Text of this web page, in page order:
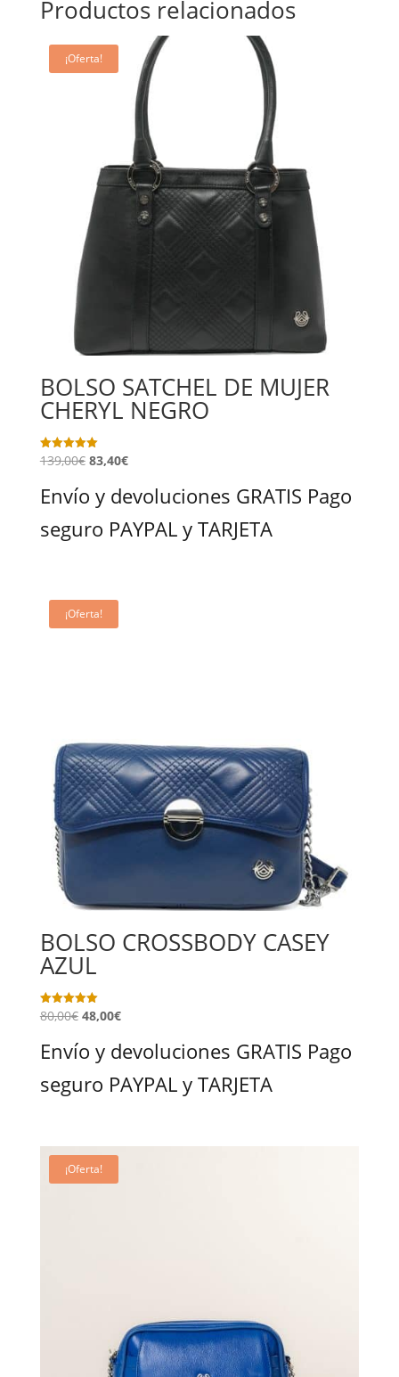
Productos relacionados
¡Oferta!
BOLSO SATCHEL DE MUJER
CHERYL NEGRO
Valorado
con
de 5
139,00€ 83,40€
Envío y devoluciones GRATIS Pago
seguro PAYPAL y TARJETA
¡Oferta!
BOLSO CROSSBODY CASEY
AZUL
Valorado
con
de 5
80,00€ 48,00€
Envío y devoluciones GRATIS Pago
seguro PAYPAL y TARJETA
¡Oferta!